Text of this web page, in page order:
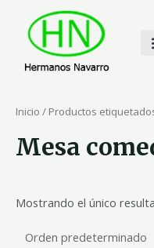
Inicio / Productos
Mesa
Mostrando el único